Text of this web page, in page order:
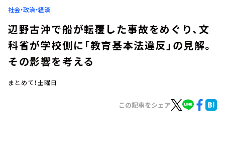
社会・政治・経済
辺野古沖で船が転覆した事故をめぐり、文
科省が学校側に「教育基本法違反」の見解。
その影響を考える
まとめて！土曜日
この記事をシェア